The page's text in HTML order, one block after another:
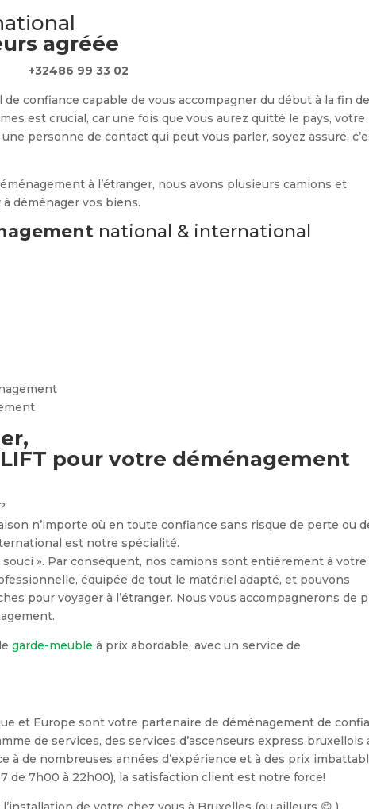
agréée
+32486 99 33 02
confiance capable de vous accompagner du début à la fin
est crucial, car une fois que vous aurez quitté le pays, votre
personne de contact qui peut vous parler, soyez assuré,
à l’étranger, nous avons plusieurs camions et
déménager vos biens.
national & international
pour votre déménagement
n’importe où en toute confiance sans risque de perte ou
est notre spécialité.
». Par conséquent, nos camions sont entièrement à votre
équipée de tout le matériel adapté, et pouvons
pour voyager à l’étranger. Nous vous accompagnerons de
garde-meuble à prix abordable, avec un service de
et Europe sont votre partenaire de déménagement de
de services, des services d’ascenseurs express bruxellois
à de nombreuses années d’expérience et à des prix
de 7h00 à 22h00), la satisfaction client est notre force!